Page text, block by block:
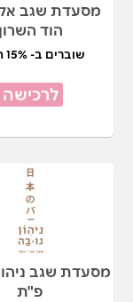
מסעדת שגב
הוד השרון
שוברים ב- 15% הנחה
לרכישה
מסעדת שגב
פ"ת